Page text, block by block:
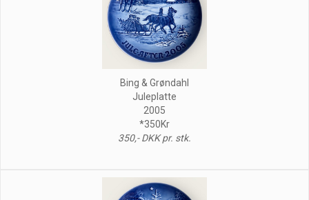
Bing & Grøndahl
Juleplatte
2005
*350Kr
350,- DKK pr. stk.